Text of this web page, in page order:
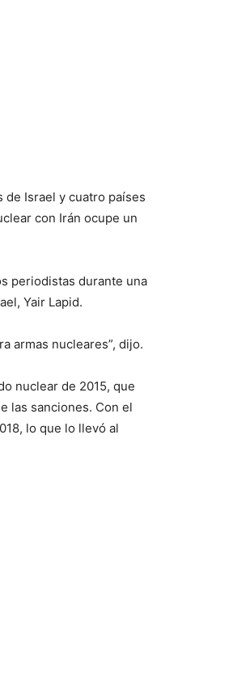
Israel y cuatro países
con Irán ocupe un
periodistas durante una
Yair Lapid.
armas nucleares”, dijo.
nuclear de 2015, que
las sanciones. Con el
lo que lo llevó al